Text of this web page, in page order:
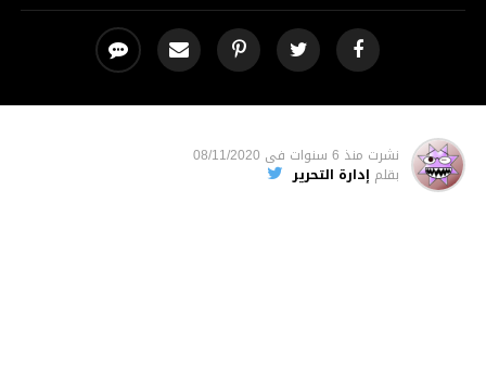
نشرت منذ 6 سنوات فى 08/11/2020
بقلم إدارة التحرير